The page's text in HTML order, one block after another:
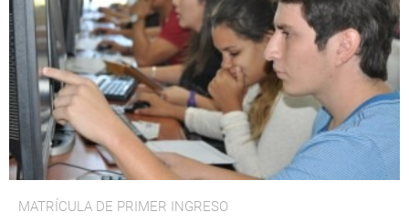
MATRÍCULA DE PRIMER INGRESO